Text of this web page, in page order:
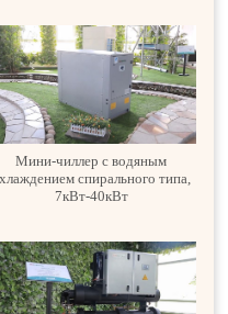
Мини-чиллер с водяным
спирального типа,
7кВт-40кВт